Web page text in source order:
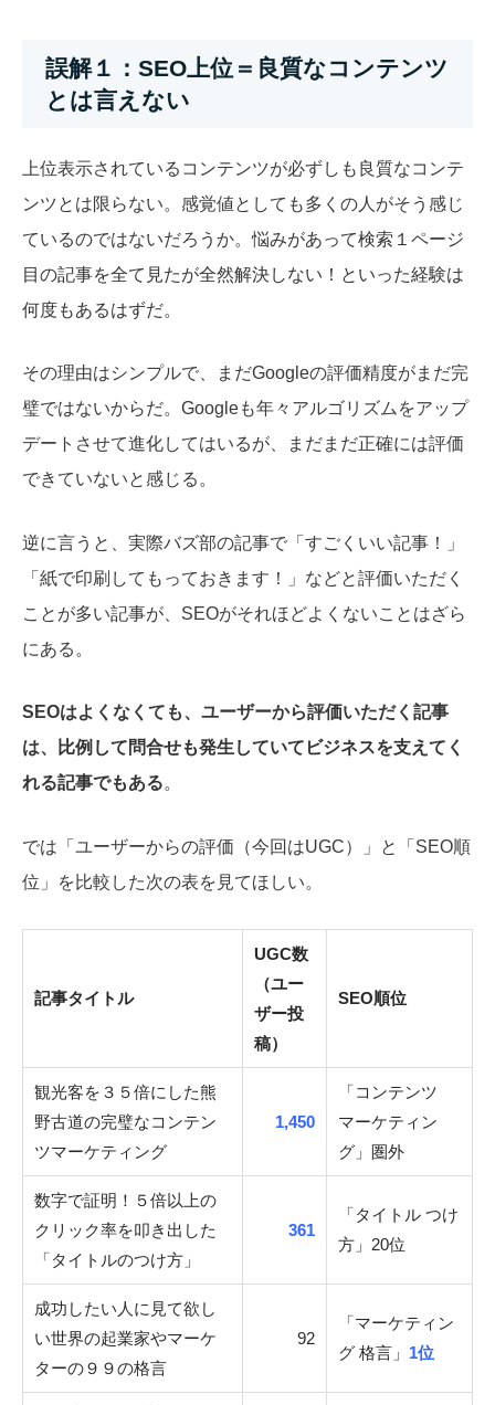
誤解１：SEO上位＝良質なコンテンツ
とは言えない
上位表示されているコンテンツが必ずしも良質なコンテ
ンツとは限らない。感覚値としても多くの人がそう感じ
ているのではないだろうか。悩みがあって検索１ページ
目の記事を全て見たが全然解決しない！といった経験は
何度もあるはずだ。
その理由はシンプルで、まだGoogleの評価精度がまだ完
璧ではないからだ。Googleも年々アルゴリズムをアップ
デートさせて進化してはいるが、まだまだ正確には評価
できていないと感じる。
逆に言うと、実際バズ部の記事で「すごくいい記事！」
「紙で印刷してもっておきます！」などと評価いただく
ことが多い記事が、SEOがそれほどよくないことはざら
にある。
SEOはよくなくても、ユーザーから評価いただく記事
は、
比例して問合せも発生していてビジネスを支えてく
れる記事でもある。
では「ユーザーからの評価（今回はUGC）」と「SEO順
位」を比較した次の表を見てほしい。
記事タイトル
UGC数
（ユー
ザー投
稿）
SEO順位
観光客を３５倍にした熊
野古道の完璧なコンテン
ツマーケティング
1,450
「コンテンツ
マーケティン
グ」圏外
数字で証明！５倍以上の
クリック率を叩き出した
「タイトルのつけ方」
361
「タイトル つけ
方」20位
成功したい人に見て欲し
い世界の起業家やマーケ
ターの９９の格言
92
「マーケティン
グ 格言」 1位